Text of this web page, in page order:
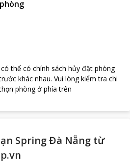
thể có chính sách hủy đặt phòng
khác nhau. Vui lòng kiểm tra chi
phòng ở phía trên
Spring Đà Nẵng từ